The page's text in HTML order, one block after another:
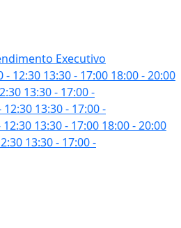
Executivo
- 12:30 13:30 - 17:00 18:00 - 20:00
13:30 - 17:00-
12:30 13:30 - 17:00-
12:30 13:30 - 17:00 18:00 - 20:00
13:30 - 17:00-